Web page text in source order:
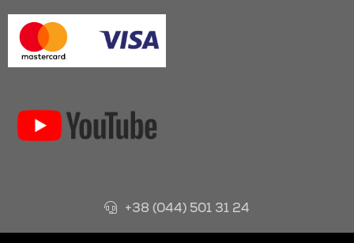
+38 (044) 501 31 24